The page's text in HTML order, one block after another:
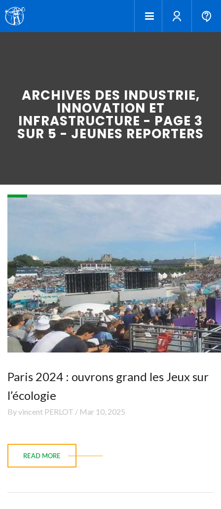
ARCHIVES DES INDUSTRIE,
INNOVATION ET
INFRASTRUCTURE - PAGE 3
SUR 5 - JEUNES REPORTERS
Paris 2024 : ouvrons grand les Jeux sur
l’écologie
By vincent PERLOT / Mar 10, 2025
READ MORE